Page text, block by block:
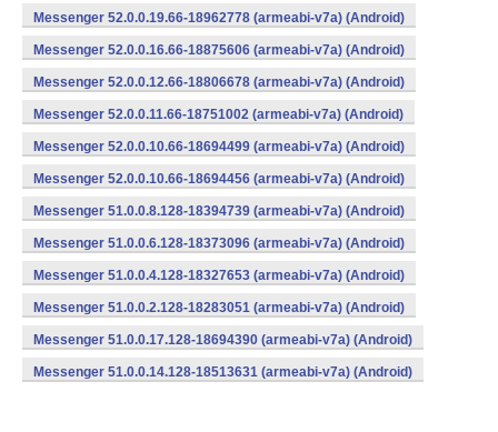
Messenger 52.0.0.19.66-18962778 (armeabi-v7a) (Android)
Messenger 52.0.0.16.66-18875606 (armeabi-v7a) (Android)
Messenger 52.0.0.12.66-18806678 (armeabi-v7a) (Android)
Messenger 52.0.0.11.66-18751002 (armeabi-v7a) (Android)
Messenger 52.0.0.10.66-18694499 (armeabi-v7a) (Android)
Messenger 52.0.0.10.66-18694456 (armeabi-v7a) (Android)
Messenger 51.0.0.8.128-18394739 (armeabi-v7a) (Android)
Messenger 51.0.0.6.128-18373096 (armeabi-v7a) (Android)
Messenger 51.0.0.4.128-18327653 (armeabi-v7a) (Android)
Messenger 51.0.0.2.128-18283051 (armeabi-v7a) (Android)
Messenger 51.0.0.17.128-18694390 (armeabi-v7a) (Android)
Messenger 51.0.0.14.128-18513631 (armeabi-v7a) (Android)